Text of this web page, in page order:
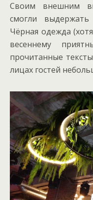
Своим внешним
смогли
Чёрная одежда
весеннему
прочитанные
лицах гостей